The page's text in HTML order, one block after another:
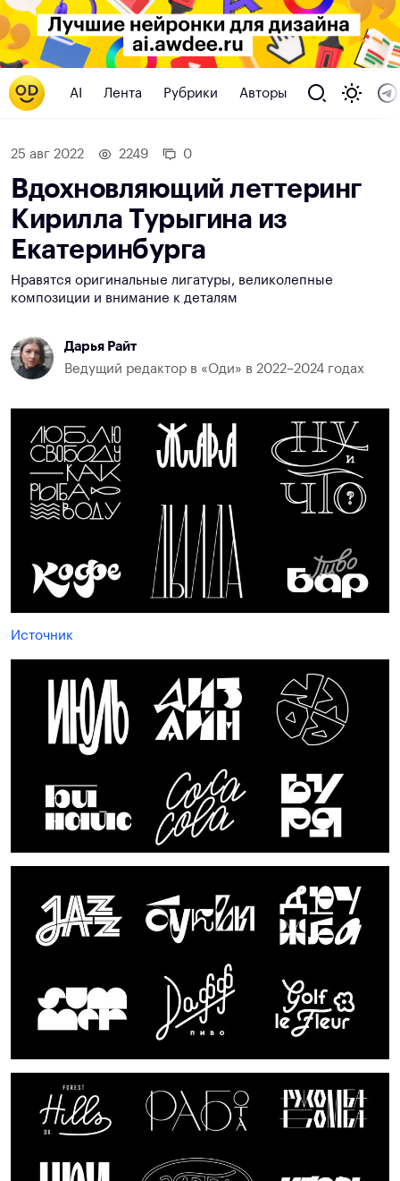
AI Лента Рубрики Авторы
25 авг 2022 2249 0
Вдохновляющий леттеринг
Кирилла Турыгина из
Екатеринбурга
Нравятся оригинальные лигатуры, великолепные
композиции и внимание к деталям
Дарья Райт
Ведущий редактор в «Оди» в 2022–2024 годах
Источник